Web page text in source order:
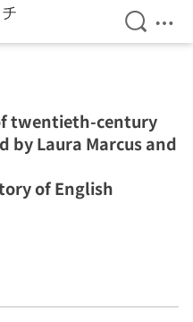
検索を
メ
twentieth-century
by Laura Marcus and
of English